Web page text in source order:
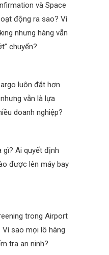
và Space
động ra sao? Vì
nhưng hàng vẫn
chuyến?
luôn đắt hơn
vẫn là lựa
doanh nghiệp?
gì? Ai quyết định
được lên máy bay
trong Airport
Vì sao mọi lô hàng
tra an ninh?